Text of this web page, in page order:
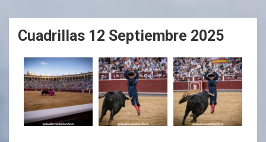
Cuadrillas 12 Septiembre 2025